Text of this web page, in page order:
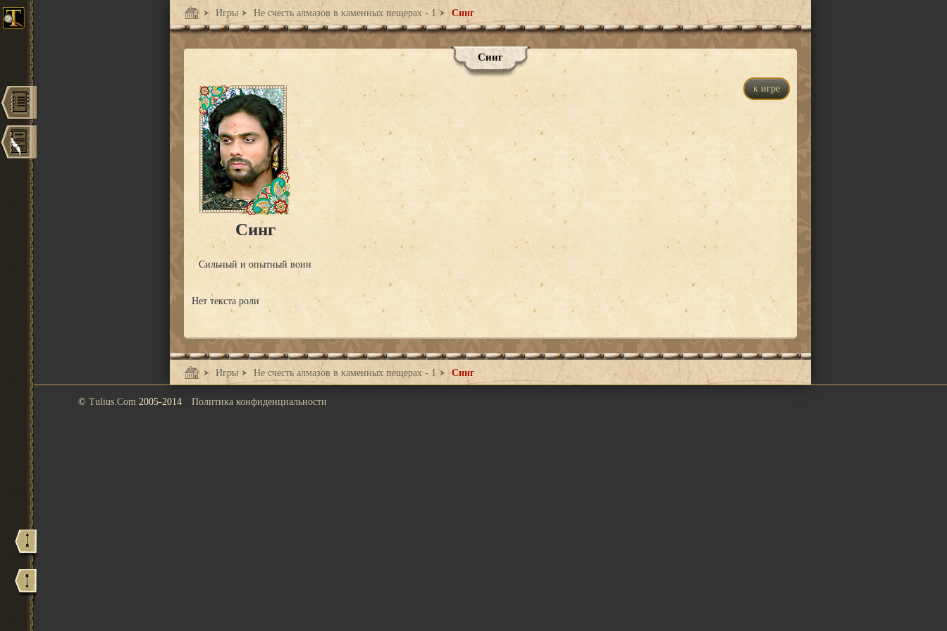
Игры Не счесть алмазов в каменных пещерах - 1 Синг
Синг
к игре
Синг
Сильный и опытный воин
Нет текста роли
Игры Не счесть алмазов в каменных пещерах - 1 Синг
© Tulius.Com 2005-2014 Политика конфиденциальности